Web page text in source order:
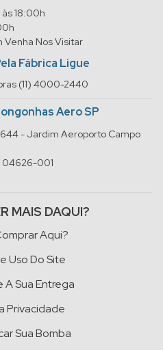
18:00h
Venha Nos Visitar
Fábrica Ligue
(11) 4000-2440
Aero SP
- Jardim Aeroporto Campo
04626-001
MAIS DAQUI?
Aqui?
Uso Do Site
A Sua Entrega
Privacidade
Sua Bomba